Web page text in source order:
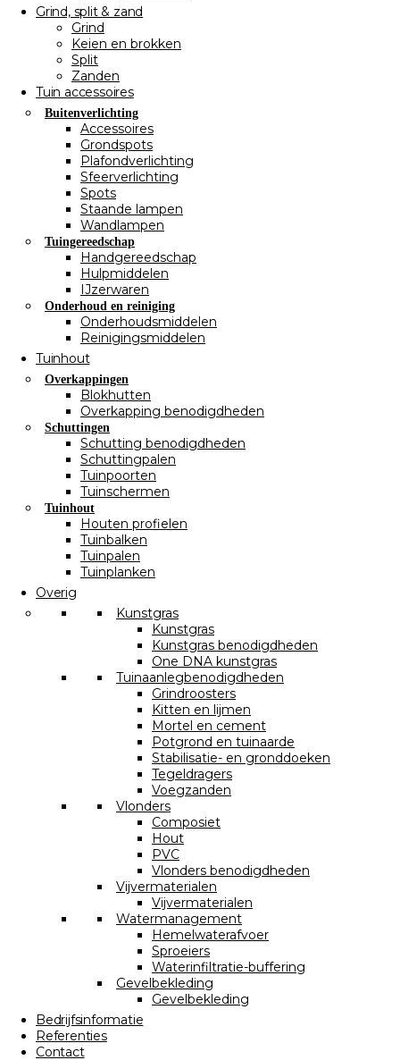
Grind, split & zand
Grind
Keien en brokken
Split
Zanden
Tuin accessoires
Buitenverlichting
Accessoires
Grondspots
Plafondverlichting
Sfeerverlichting
Spots
Staande lampen
Wandlampen
Tuingereedschap
Handgereedschap
Hulpmiddelen
IJzerwaren
Onderhoud en reiniging
Onderhoudsmiddelen
Reinigingsmiddelen
Tuinhout
Overkappingen
Blokhutten
Overkapping benodigdheden
Schuttingen
Schutting benodigdheden
Schuttingpalen
Tuinpoorten
Tuinschermen
Tuinhout
Houten profielen
Tuinbalken
Tuinpalen
Tuinplanken
Overig
Kunstgras
Kunstgras
Kunstgras benodigdheden
One DNA kunstgras
Tuinaanlegbenodigdheden
Grindroosters
Kitten en lijmen
Mortel en cement
Potgrond en tuinaarde
Stabilisatie- en gronddoeken
Tegeldragers
Voegzanden
Vlonders
Composiet
Hout
PVC
Vlonders benodigdheden
Vijvermaterialen
Vijvermaterialen
Watermanagement
Hemelwaterafvoer
Sproeiers
Waterinfiltratie-buffering
Gevelbekleding
Gevelbekleding
Bedrijfsinformatie
Referenties
Contact